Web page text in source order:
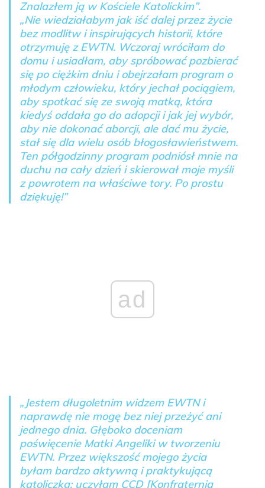
Znalazłem ją w Kościele Katolickim”.
„Nie wiedziałabym jak iść dalej przez życie
bez modlitw i inspirujących historii, które
otrzymuję z EWTN. Wczoraj wróciłam do
domu i usiadłam, aby spróbować pozbierać
się po ciężkim dniu i obejrzałam program o
młodym człowieku, który jechał pociągiem,
aby spotkać się ze swoją matką, która
kiedyś oddała go do adopcji i jak jej wybór,
aby nie dokonać aborcji, ale dać mu życie,
stał się dla wielu osób błogosławieństwem.
Ten półgodzinny program podniósł mnie na
duchu na cały dzień i skierował moje myśli
z powrotem na właściwe tory. Po prostu
dziękuję!”
ad
„Jestem długoletnim widzem EWTN i
naprawdę nie mogę bez niej przeżyć ani
jednego dnia. Głęboko doceniam
poświęcenie Matki Angeliki w tworzeniu
EWTN. Przez większość mojego życia
byłam bardzo aktywną i praktykującą
katoliczką; uczyłam CCD [Konfraternia